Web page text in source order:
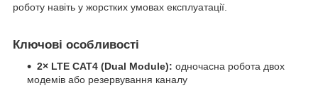
роботу навіть у жорстких умовах експлуатації.
Ключові особливості
2× LTE CAT4 (Dual Module): одночасна робота двох
модемів або резервування каналу